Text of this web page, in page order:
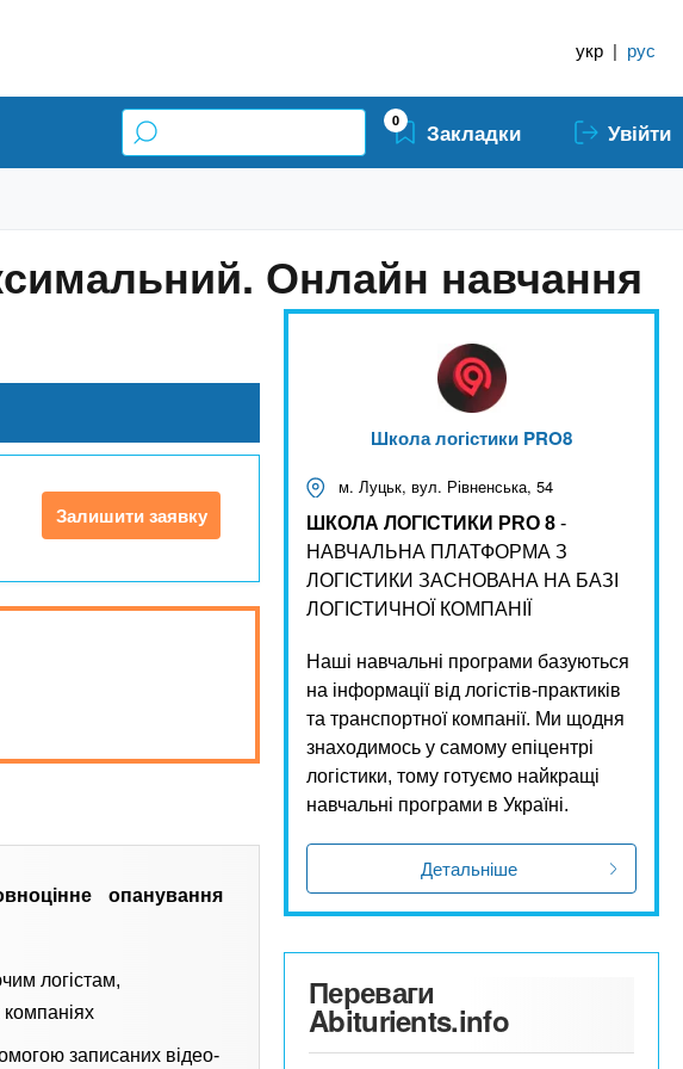
укр | рус
0 Закладки Увійти
Онлайн навчання
Залишити заявку
опанування
логістам,
записаних відео-
Школа логістики PRO8
м. Луцьк, вул. Рівненська, 54
ШКОЛА ЛОГІСТИКИ PRO 8 -
НАВЧАЛЬНА ПЛАТФОРМА З
ЛОГІСТИКИ ЗАСНОВАНА НА БАЗІ
ЛОГІСТИЧНОЇ КОМПАНІЇ
Наші навчальні програми базуються
на інформації від логістів-практиків
та транспортної компанії. Ми щодня
знаходимось у самому епіцентрі
логістики, тому готуємо найкращі
навчальні програми в Україні.
Детальніше
Переваги
Abiturients.info